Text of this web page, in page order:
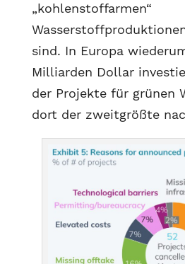
„kohlenstoffarmen“
sind. In Europa
Milliarden Dollar
der Projekte für grünen
dort der zweitgrößte